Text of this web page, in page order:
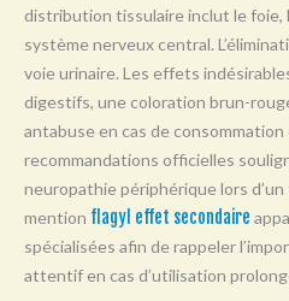
S
T
U
V
W
Y
distribution tissulaire inclut le foie,
système nerveux central.
voie urinaire. Les effets
digestifs, une coloration brun-
antabuse en cas de consommation
recommandations officielles
neuropathie périphérique lors
mention flagyl effet secondaire
spécialisées afin de rappeler
attentif en cas d’utilisation